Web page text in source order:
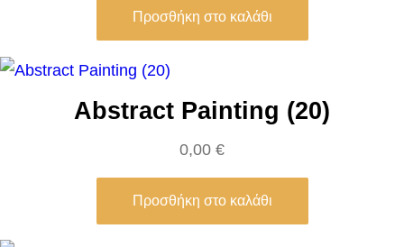
d
Προσθήκη στο καλάθι
Abstract Painting (20)
0,00 €
Προσθήκη στο καλάθι